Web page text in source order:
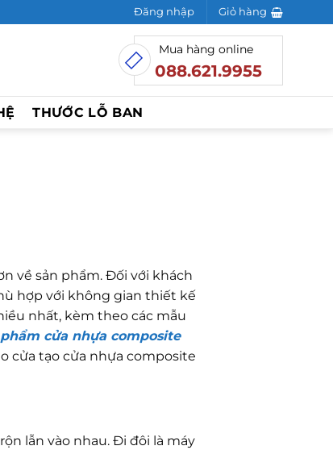
Đăng nhập Giỏ hàng
Mua hàng online
088.621.9955
THƯỚC LỖ BAN
về sản phẩm. Đối với khách
hợp với không gian thiết kế
nhất, kèm theo các mẫu
cửa nhựa composite
cửa tạo cửa nhựa composite
lẫn vào nhau. Đi đôi là máy